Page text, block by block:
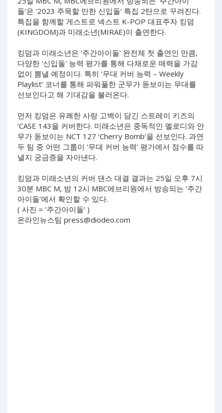
돌’은 ‘2023 주목할 만한 신입돌’ 특집 2탄으로 꾸려진다.
특집을 함께할 게스트로 넥스트 K-POP 대표주자 킹덤
(KINGDOM)과 미래소년(MIRAE)이 출연한다.
킹덤과 미래소년은 ‘주간아이돌’ 완전체 첫 출연인 만큼,
다양한 ‘신입돌’ 능력 평가를 통해 다채로운 매력을 가감
없이 뽐낼 예정이다. 특히 ‘무대 커버 능력 – Weekly
Playlist’ 코너를 통해 파워풀한 군무가 돋보이는 무대를
선보인다고 해 기대감을 불러온다.
먼저 킹덤은 유쾌한 사랑 고백이 담긴 스트레이 키즈의
‘CASE 143을 커버한다. 미래소년은 중독적인 멜로디와 안
무가 돋보이는 NCT 127 ‘Cherry Bomb’을 선보인다. 과연
두 팀 중 어떤 그룹이 ‘무대 커버 능력’ 평가에서 점수를 따
낼지 궁금증을 자아낸다.
킹덤과 미래소년의 커버 댄스 대결 결과는 25일 오후 7시
30분 MBC M, 밤 12시 MBC에브리원에서 방송되는 ‘주간
아이돌’에서 확인할 수 있다.
( 사진 = ‘주간아이돌’ )
온라인뉴스팀 press@diodeo.com